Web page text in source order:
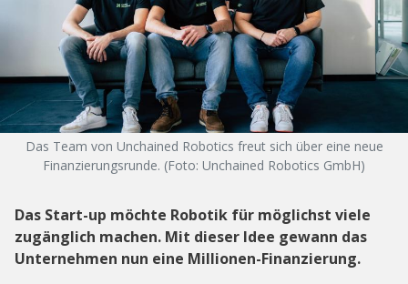
Das Team von Unchained Robotics freut sich über eine neue
Finanzierungsrunde. (Foto: Unchained Robotics GmbH)
Das Start-up möchte Robotik für möglichst viele
zugänglich machen. Mit dieser Idee gewann das
Unternehmen nun eine Millionen-Finanzierung.